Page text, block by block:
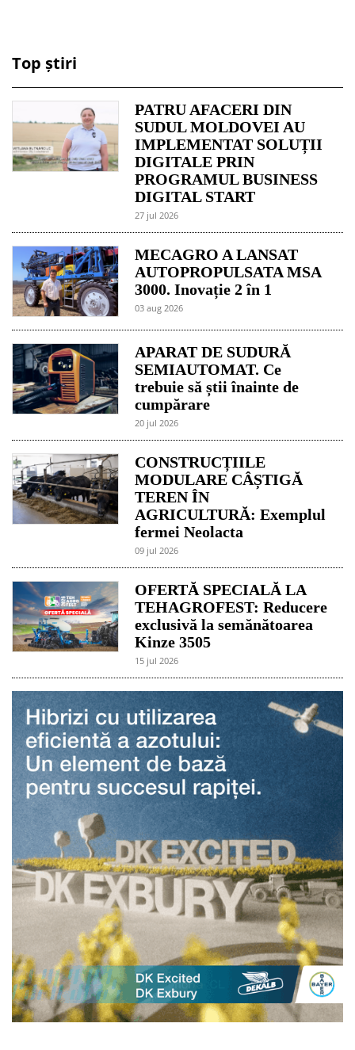
Top știri
PATRU AFACERI DIN
SUDUL MOLDOVEI AU
IMPLEMENTAT SOLUȚII
DIGITALE PRIN
PROGRAMUL BUSINESS
DIGITAL START
27 jul 2026
MECAGRO A LANSAT
AUTOPROPULSATA MSA
3000. Inovație 2 în 1
03 aug 2026
APARAT DE SUDURĂ
SEMIAUTOMAT. Ce
trebuie să știi înainte de
cumpărare
20 jul 2026
CONSTRUCȚIILE
MODULARE CÂȘTIGĂ
TEREN ÎN
AGRICULTURĂ: Exemplul
fermei Neolacta
09 jul 2026
OFERTĂ SPECIALĂ LA
TEHAGROFEST: Reducere
exclusivă la semănătoarea
Kinze 3505
15 jul 2026